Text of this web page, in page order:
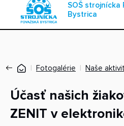
SOŠ strojnícka
Bystrica
Fotogalérie Naše
Účasť našich
ZENIT v